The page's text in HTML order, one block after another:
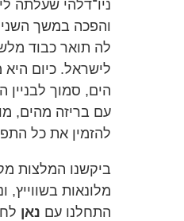
לה תואר כבוד
לישראל. כיום
הים, סמוך
עם בריזה מהים,
להזמין את כל
ביקשנו המלצות
מלונאות
התחלנו עם נאן